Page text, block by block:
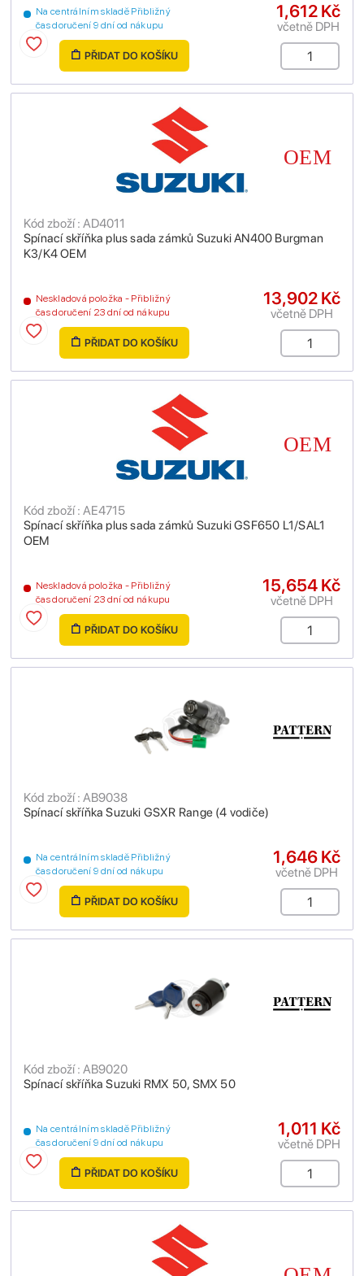
Na centrálním skladě Přibližný
čas doručení 9 dní od nákupu
1,612 Kč
včetně DPH
PŘIDAT DO KOŠÍKU
Spínací skříňka plus sada zámků Suzuki AN400 Burgman
K3/K4 OEM
Kód zboží : AD4011
Neskladová položka - Přibližný
čas doručení 23 dní od nákupu
13,902 Kč
včetně DPH
PŘIDAT DO KOŠÍKU
Spínací skříňka plus sada zámků Suzuki GSF650 L1/SAL1
OEM
Kód zboží : AE4715
Neskladová položka - Přibližný
čas doručení 23 dní od nákupu
15,654 Kč
včetně DPH
PŘIDAT DO KOŠÍKU
Spínací skříňka Suzuki GSXR Range (4 vodiče)
Kód zboží : AB9038
Na centrálním skladě Přibližný
čas doručení 9 dní od nákupu
1,646 Kč
včetně DPH
PŘIDAT DO KOŠÍKU
Spínací skříňka Suzuki RMX 50, SMX 50
Kód zboží : AB9020
Na centrálním skladě Přibližný
čas doručení 9 dní od nákupu
1,011 Kč
včetně DPH
PŘIDAT DO KOŠÍKU